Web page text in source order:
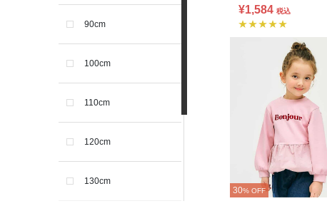
90cm
100cm
110cm
120cm
130cm
¥1,584 税込
30% OFF